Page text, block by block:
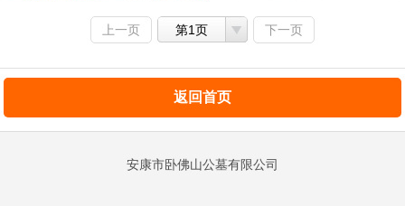
上一页 第1页 下一页
返回首页
安康市卧佛山公墓有限公司